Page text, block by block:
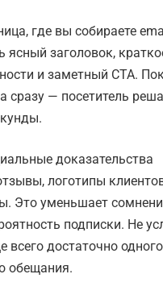
где вы собираете
ясный заголовок,
и заметный CTA.
сразу — посетитель
доказательства
логотипы
Это уменьшает
подписки. Не
достаточно
обещания.